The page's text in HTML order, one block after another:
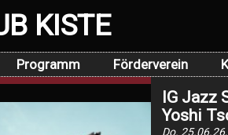
KISTE
Programm Förderverein
IG Jazz
Yoshi
Do.